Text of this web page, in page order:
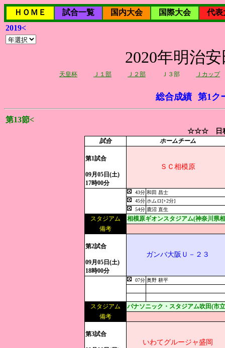
ＨＯＭＥ 試合一覧 国内大会 国際大会
代表
2019<
2020年明治
天皇杯 Ｊ１部 Ｊ２部 Ｊ３部 Ｊカップ
総合成績 第1ク
第13節<
☆☆☆ 日
試合 ホームチーム
第1試合
09月05日(土)
17時00分
ＳＣ相模原
43分 和田 昌士
45分 ホムロ[+2分]
54分 鹿沼 直生
スタジアム
相模原ギオンスタジアム(神奈川県
備考
第2試合
09月05日(土)
18時00分
ガンバ大阪Ｕ－２３
07分 奥野 耕平
スタジアム
パナソニック・スタジアム吹田(市
備考
第3試合
いわてグルージャ盛岡